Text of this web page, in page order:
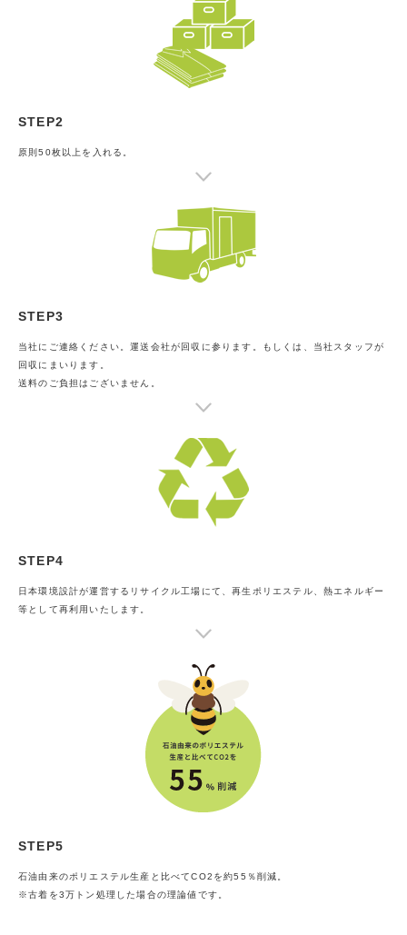
STEP2
原則50枚以上を入れる。
STEP3
当社にご連絡ください。運送会社が回収に参ります。もしくは、当社スタッフが
回収にまいります。
送料のご負担はございません。
STEP4
日本環境設計が運営するリサイクル工場にて、再生ポリエステル、熱エネルギー
等として再利用いたします。
STEP5
石油由来のポリエステル生産と比べてCO2を約55％削減。
※古着を3万トン処理した場合の理論値です。